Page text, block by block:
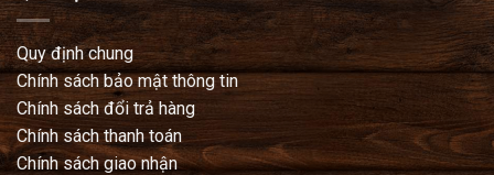
Quy định chung
Chính sách bảo mật thông tin
Chính sách đổi trả hàng
Chính sách thanh toán
Chính sách giao nhận